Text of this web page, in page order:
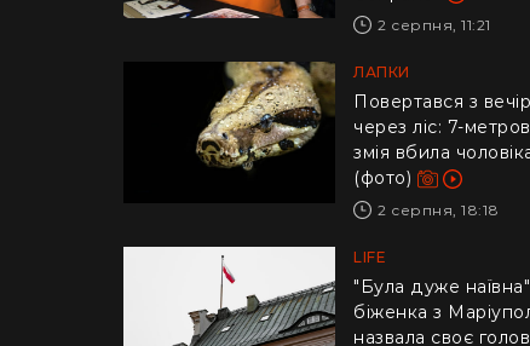
2 серпня, 11:21
ЛАПКИ
Повертався з
через ліс: 7-
змія вбила
(фото)
2 серпня, 18:18
LIFE
"Була дуже
біженка з
назвала своє